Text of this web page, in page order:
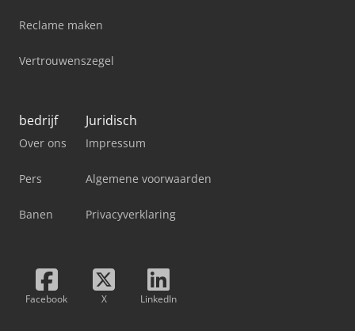
Reclame maken
Vertrouwenszegel
bedrijf
Over ons
Pers
Banen
Juridisch
Impressum
Algemene voorwaarden
Privacyverklaring
Facebook X LinkedIn